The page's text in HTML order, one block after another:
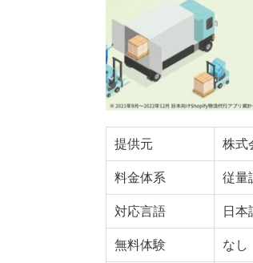
提供元 株式
料金体系 従量
対応言語 日本
無料体験 なし